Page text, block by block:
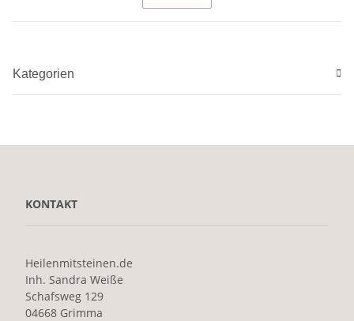
Kategorien
KONTAKT
Heilenmitsteinen.de
Inh. Sandra Weiße
Schafsweg 129
04668 Grimma